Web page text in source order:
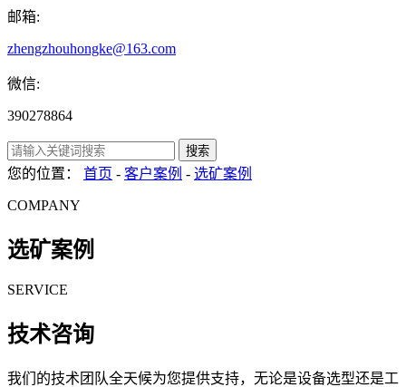
邮箱:
zhengzhouhongke@163.com
微信:
390278864
搜索
您的位置： 首页 - 客户案例 - 选矿案例
COMPANY
选矿案例
SERVICE
技术咨询
我们的技术团队全天候为您提供支持，无论是设备选型还是工